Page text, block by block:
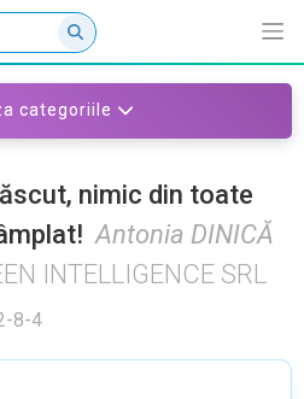
categoriile
nimic din toate
Antonia DINICĂ
INTELLIGENCE SRL
8-4